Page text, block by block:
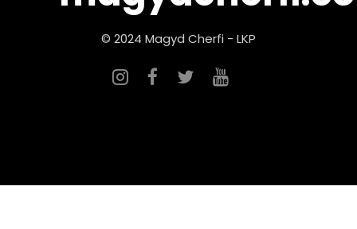
© 2024 Magyd Cherfi - LKP